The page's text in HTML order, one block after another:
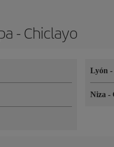
- Chiclayo
Lyón
Niza-